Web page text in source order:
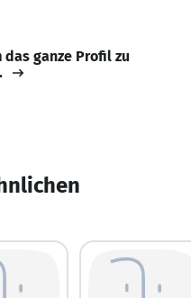
das ganze Profil zu